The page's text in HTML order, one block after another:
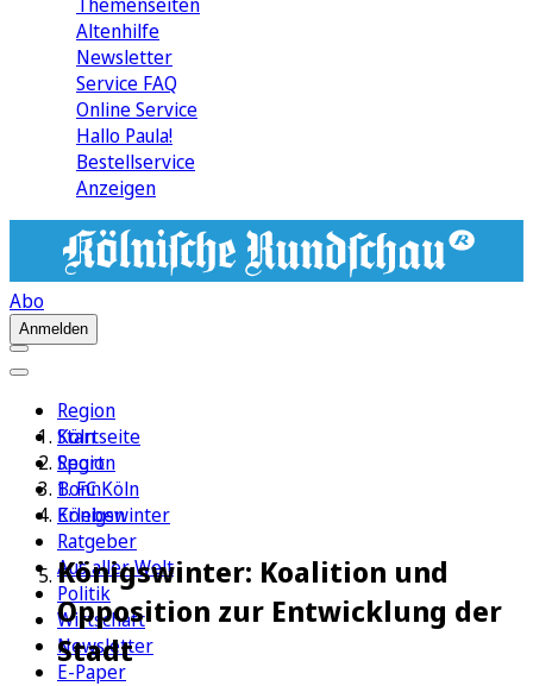
Altenhilfe
Newsletter
Service FAQ
Online Service
Hallo Paula!
Bestellservice
Anzeigen
Abo
Anmelden
Region
Köln
Sport
1. FC Köln
Erleben
Ratgeber
Aus aller Welt
Politik
Wirtschaft
Newsletter
E-Paper
Startseite
Region
Bonn
Königswinter
Königswinter: Koalition und
Opposition zur Entwicklung der
Stadt